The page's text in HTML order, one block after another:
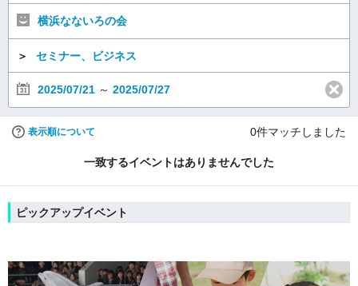
横浜なないろの会
＞ セミナー、ビジネス
2025/07/21 ～ 2025/07/27
表示順について 0件マッチしました
一致するイベントはありませんでした
ピックアップイベント